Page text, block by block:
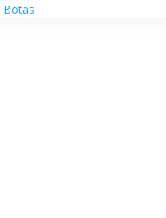
Botas